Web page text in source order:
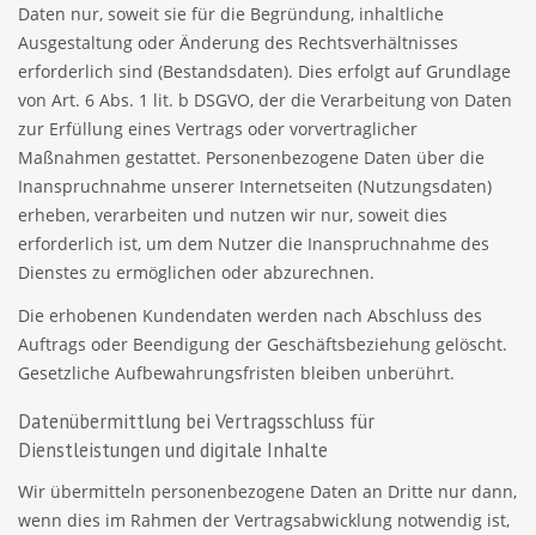
Daten nur, soweit sie für die Begründung, inhaltliche
Ausgestaltung oder Änderung des Rechtsverhältnisses
erforderlich sind (Bestandsdaten). Dies erfolgt auf Grundlage
von Art. 6 Abs. 1 lit. b DSGVO, der die Verarbeitung von Daten
zur Erfüllung eines Vertrags oder vorvertraglicher
Maßnahmen gestattet. Personenbezogene Daten über die
Inanspruchnahme unserer Internetseiten (Nutzungsdaten)
erheben, verarbeiten und nutzen wir nur, soweit dies
erforderlich ist, um dem Nutzer die Inanspruchnahme des
Dienstes zu ermöglichen oder abzurechnen.
Die erhobenen Kundendaten werden nach Abschluss des
Auftrags oder Beendigung der Geschäftsbeziehung gelöscht.
Gesetzliche Aufbewahrungsfristen bleiben unberührt.
Datenübermittlung bei Vertragsschluss für
Dienstleistungen und digitale Inhalte
Wir übermitteln personenbezogene Daten an Dritte nur dann,
wenn dies im Rahmen der Vertragsabwicklung notwendig ist,